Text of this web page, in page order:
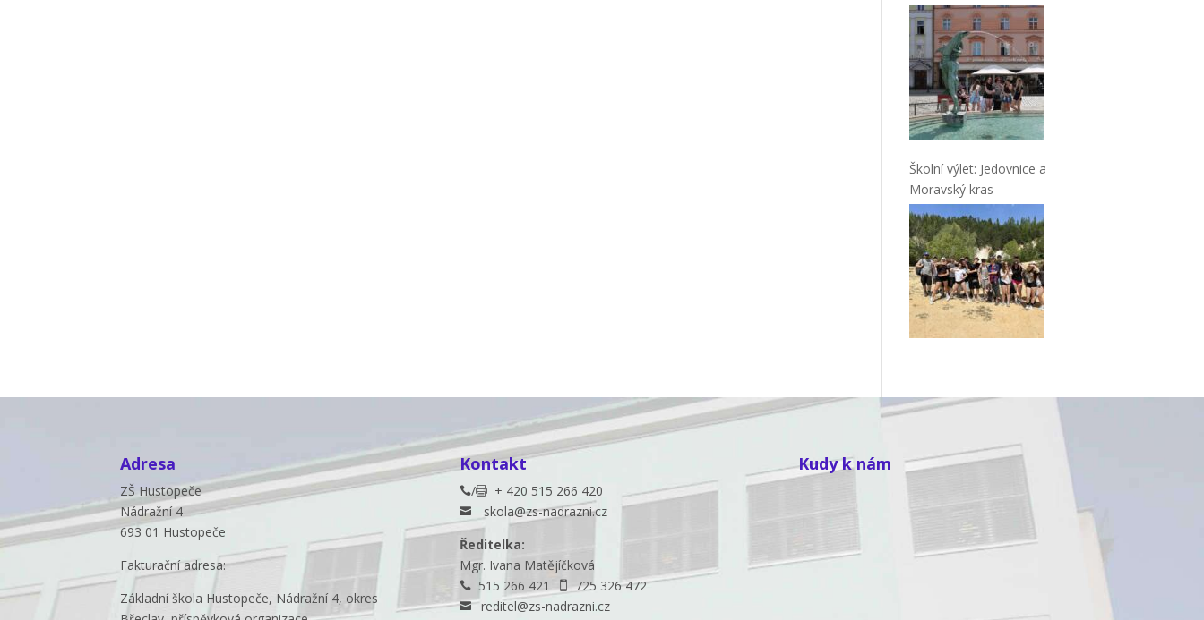
Školní výlet: Jedovnice a
Moravský kras
Adresa
ZŠ Hustopeče
Nádražní 4
693 01 Hustopeče
Fakturační adresa:
Základní škola Hustopeče, Nádražní 4, okres
Kontakt
/+ 420 515 266 420

skola@zs-nadrazni.cz
Ředitelka:
Mgr. Ivana Matějíčková
515 266 421  725 326 472
reditel@zs-nadrazni.cz
Kudy k nám